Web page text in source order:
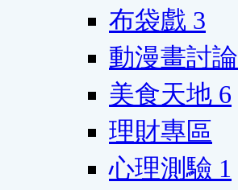
布袋戲 3
動漫畫討論
美食天地 6
理財專區
心理測驗 1